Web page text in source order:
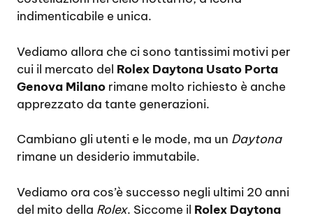
indimenticabile e unica.
Vediamo allora che ci sono tantissimi motivi per
cui il mercato del Rolex Daytona Usato Porta
Genova Milano rimane molto richiesto è anche
apprezzato da tante generazioni.
Cambiano gli utenti e le mode, ma un Daytona
rimane un desiderio immutabile.
Vediamo ora cos’è successo negli ultimi 20 anni
del mito della Rolex. Siccome il Rolex Daytona